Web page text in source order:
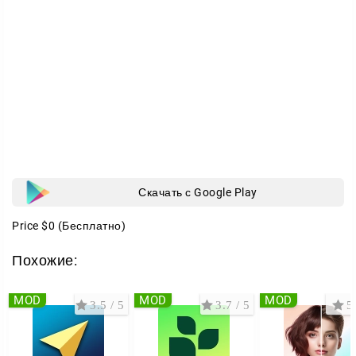
Скачать с Google Play
Price $0 (Бесплатно)
Похожие:
3.5 / 5
MOD 3.7 / 5
MOD 5
MOD